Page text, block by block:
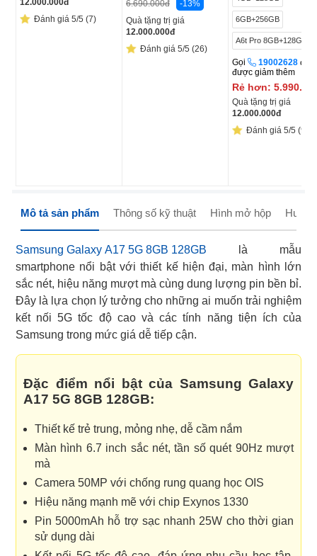
12.000.000đ
Đánh giá 5/5 (7)
6.690.000đ
-13%
Quà tặng trị giá
12.000.000đ
Đánh giá 5/5 (26)
6GB+256GB
A6t Pro 8GB+128GB
Gọi 19002628 để
được giảm thêm
Rẻ hơn:
Quà tặng trị giá
12.000.000đ
Đánh giá 5/5 (9)
Mô tả sản phẩm Thông số kỹ thuật Hình mở hộp
Samsung Galaxy A17 5G 8GB 128GB là mẫu
smartphone nổi bật với thiết kế hiện đại, màn hình lớn
sắc nét, hiệu năng mượt mà cùng dung lượng pin bền bỉ.
Đây là lựa chọn lý tưởng cho những ai muốn trải nghiệm
kết nối 5G tốc độ cao và các tính năng tiện ích của
Samsung trong mức giá dễ tiếp cận.
Đặc điểm nổi bật của Samsung Galaxy
A17 5G 8GB 128GB:
Thiết kế trẻ trung, mỏng nhẹ, dễ cầm nắm
Màn hình 6.7 inch sắc nét, tần số quét 90Hz mượt
mà
Camera 50MP với chống rung quang học OIS
Hiệu năng mạnh mẽ với chip Exynos 1330
Pin 5000mAh hỗ trợ sạc nhanh 25W cho thời gian
sử dụng dài